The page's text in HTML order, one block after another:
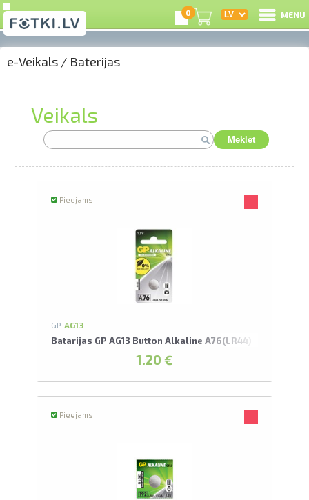
0 MENU
e-Veikals / Baterijas
Veikals
Meklēt
Pieejams
GP, AG13
Batarijas GP AG13 Button Alkaline A76(LR44)
1.20 €
Pieejams